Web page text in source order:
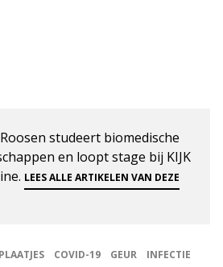
studeert biomedische
en loopt stage bij KIJK
LEES ALLE ARTIKELEN VAN DEZE
COVID-19 GEUR INFECTIE